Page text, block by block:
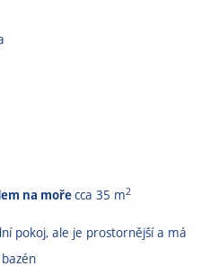
na mořecca 35 m2
pokoj, ale je prostornější a má